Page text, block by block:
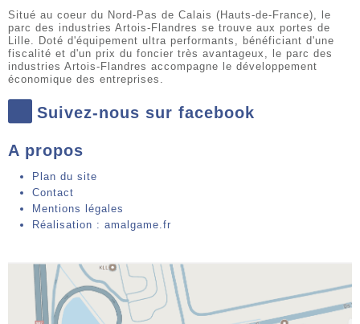
Situé au coeur du Nord-Pas de Calais (Hauts-de-France), le
parc des industries Artois-Flandres se trouve aux portes de
Lille. Doté d'équipement ultra performants, bénéficiant d'une
fiscalité et d'un prix du foncier très avantageux, le parc des
industries Artois-Flandres accompagne le développement
économique des entreprises.
Suivez-nous sur facebook
A propos
Plan du site
Contact
Mentions légales
Réalisation : amalgame.fr